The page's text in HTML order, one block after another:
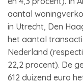
aantal
in Utrecht, Den
het aantal
Nederland
22,2 procent). De
612 duizend euro